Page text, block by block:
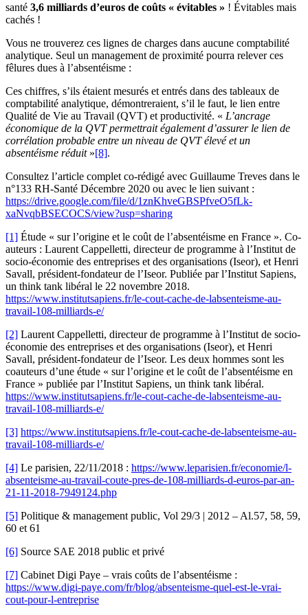
santé 3,6 milliards d’euros de coûts « évitables » ! Évitables mais
cachés !
Vous ne trouverez ces lignes de charges dans aucune comptabilité
analytique. Seul un management de proximité pourra relever ces
fêlures dues à l’absentéisme :
Ces chiffres, s’ils étaient mesurés et entrés dans des tableaux de
comptabilité analytique, démontreraient, s’il le faut, le lien entre
Qualité de Vie au Travail (QVT) et productivité. « L’ancrage
économique de la QVT permettrait également d’assurer le lien de
corrélation probable entre un niveau de QVT élevé et un
absentéisme réduit»[8].
Consultez l’article complet co-rédigé avec Guillaume Treves dans le
n°133 RH-Santé Décembre 2020 ou avec le lien suivant :
https://drive.google.com/file/d/1znKhveGBSPfveO5fLk-
xaNvqbBSECOCS/view?usp=sharing
[1] Étude « sur l’origine et le coût de l’absentéisme en France ». Co-
auteurs : Laurent Cappelletti, directeur de programme à l’Institut de
socio-économie des entreprises et des organisations (Iseor), et Henri
Savall, président-fondateur de l’Iseor. Publiée par l’Institut Sapiens,
un think tank libéral le 22 novembre 2018.
https://www.institutsapiens.fr/le-cout-cache-de-labsenteisme-au-
travail-108-milliards-e/
[2] Laurent Cappelletti, directeur de programme à l’Institut de socio-
économie des entreprises et des organisations (Iseor), et Henri
Savall, président-fondateur de l’Iseor. Les deux hommes sont les
coauteurs d’une étude « sur l’origine et le coût de l’absentéisme en
France » publiée par l’Institut Sapiens, un think tank libéral.
https://www.institutsapiens.fr/le-cout-cache-de-labsenteisme-au-
travail-108-milliards-e/
[3] https://www.institutsapiens.fr/le-cout-cache-de-labsenteisme-au-
travail-108-milliards-e/
[4] Le parisien, 22/11/2018 : https://www.leparisien.fr/economie/l-
absenteisme-au-travail-coute-pres-de-108-milliards-d-euros-par-an-
21-11-2018-7949124.php
[5] Politique & management public, Vol 29/3 | 2012 – Al.57, 58, 59,
60 et 61
[6] Source SAE 2018 public et privé
[7] Cabinet Digi Paye – vrais coûts de l’absentéisme :
https://www.digi-paye.com/fr/blog/absenteisme-quel-est-le-vrai-
cout-pour-l-entreprise